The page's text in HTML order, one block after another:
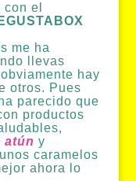
el
me ha
llevas
hay
otros. Pues
parecido que
productos
atún y
caramelos
ahora lo